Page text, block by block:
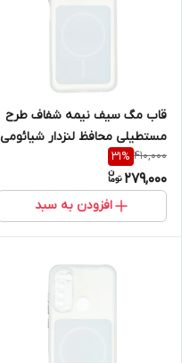
قاب مگ سیف نیمه شفاف طرح
مستطیلی محافظ لنزدار شیائومی
مدل Xiaomi Redmi 15C / Poco
C85
410,000
31%
279,000
افزودن به سبد